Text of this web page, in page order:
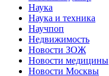
Наука
Наука и техника
Научпоп
Недвижимость
Новости ЗОЖ
Новости медицины
Новости Москвы